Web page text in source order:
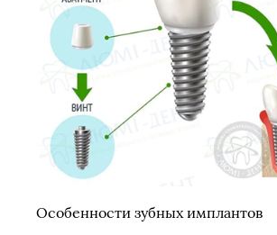
Особенности зубных имплантов